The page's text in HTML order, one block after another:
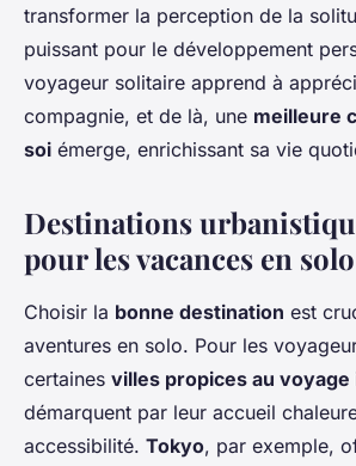
transformer la perception de la
puissant pour le développement
voyageur solitaire apprend à
compagnie, et de là, une meilleure
soi émerge, enrichissant sa vie
Destinations
pour les vacances en solo
Choisir la bonne destination est
aventures en solo. Pour les
certaines villes propices au
démarquent par leur accueil
accessibilité. Tokyo, par exemple,